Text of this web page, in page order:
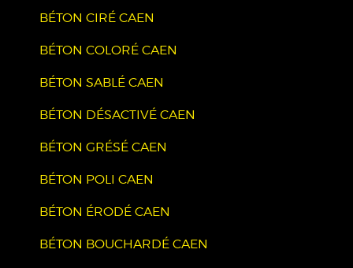
BÉTON CIRÉ CAEN
BÉTON COLORÉ CAEN
BÉTON SABLÉ CAEN
BÉTON DÉSACTIVÉ CAEN
BÉTON GRÉSÉ CAEN
BÉTON POLI CAEN
BÉTON ÉRODÉ CAEN
BÉTON BOUCHARDÉ CAEN